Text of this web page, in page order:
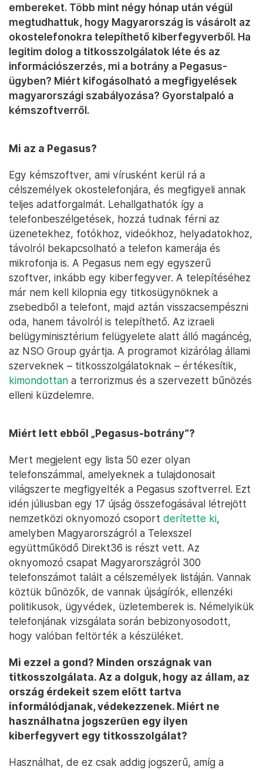
embereket. Több mint négy hónap után végül
megtudhattuk, hogy Magyarország is vásárolt az
okostelefonokra telepíthető kiberfegyverből. Ha
legitim dolog a titkosszolgálatok léte és az
információszerzés, mi a botrány a Pegasus-
ügyben? Miért kifogásolható a megfigyelések
magyarországi szabályozása? Gyorstalpaló a
kémszoftverről.
Mi az a Pegasus?
Egy kémszoftver, ami vírusként kerül rá a
célszemélyek okostelefonjára, és megfigyeli annak
teljes adatforgalmát. Lehallgathatók így a
telefonbeszélgetések, hozzá tudnak férni az
üzenetekhez, fotókhoz, videókhoz, helyadatokhoz,
távolról bekapcsolható a telefon kamerája és
mikrofonja is. A Pegasus nem egy egyszerű
szoftver, inkább egy kiberfegyver. A telepítéséhez
már nem kell kilopnia egy titkosügynöknek a
zsebedből a telefont, majd aztán visszacsempészni
oda, hanem távolról is telepíthető. Az izraeli
belügyminisztérium felügyelete alatt álló magáncég,
az NSO Group gyártja. A programot kizárólag állami
szerveknek – titkosszolgálatoknak – értékesítik,
kimondottan a terrorizmus és a szervezett bűnözés
elleni küzdelemre.
Miért lett ebből „Pegasus-botrány”?
Mert megjelent egy lista 50 ezer olyan
telefonszámmal, amelyeknek a tulajdonosait
világszerte megfigyelték a Pegasus szoftverrel. Ezt
idén júliusban egy 17 újság összefogásával létrejött
nemzetközi oknyomozó csoport derítette ki,
amelyben Magyarországról a Telexszel
együttműködő Direkt36 is részt vett. Az
oknyomozó csapat Magyarországról 300
telefonszámot talált a célszemélyek listáján. Vannak
köztük bűnözők, de vannak újságírók, ellenzéki
politikusok, ügyvédek, üzletemberek is. Némelyikük
telefonjának vizsgálata során bebizonyosodott,
hogy valóban feltörték a készüléket.
Mi ezzel a gond? Minden országnak van
titkosszolgálata. Az a dolguk, hogy az állam, az
ország érdekeit szem előtt tartva
informálódjanak, védekezzenek. Miért ne
használhatna jogszerűen egy ilyen
kiberfegyvert egy titkosszolgálat?
Használhat, de ez csak addig jogszerű, amíg a